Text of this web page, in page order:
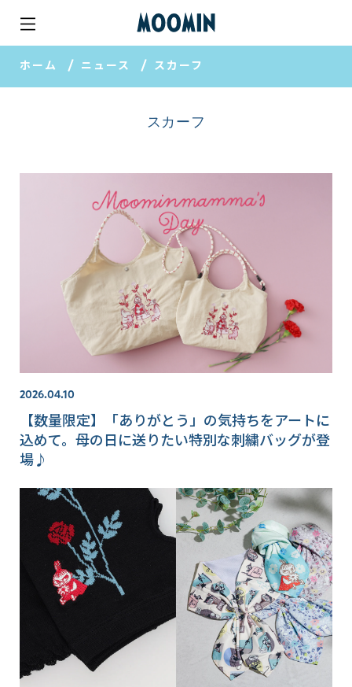
ホーム ニュース スカーフ
スカーフ
2026.04.10
【数量限定】「ありがとう」の気持ちをアートに
込めて。母の日に送りたい特別な刺繍バッグが登
場♪